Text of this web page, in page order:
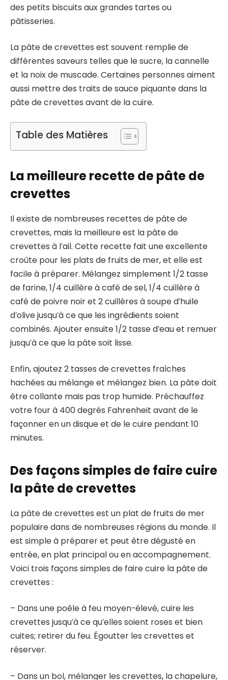
des petits biscuits aux grandes tartes ou
pâtisseries.
La pâte de crevettes est souvent remplie de
différentes saveurs telles que le sucre, la cannelle
et la noix de muscade. Certaines personnes aiment
aussi mettre des traits de sauce piquante dans la
pâte de crevettes avant de la cuire.
Table des Matières
La meilleure recette de pâte de
crevettes
Il existe de nombreuses recettes de pâte de
crevettes, mais la meilleure est la pâte de
crevettes à l’ail. Cette recette fait une excellente
croûte pour les plats de fruits de mer, et elle est
facile à préparer. Mélangez simplement 1/2 tasse
de farine, 1/4 cuillère à café de sel, 1/4 cuillère à
café de poivre noir et 2 cuillères à soupe d’huile
d’olive jusqu’à ce que les ingrédients soient
combinés. Ajouter ensuite 1/2 tasse d’eau et remuer
jusqu’à ce que la pâte soit lisse.
Enfin, ajoutez 2 tasses de crevettes fraîches
hachées au mélange et mélangez bien. La pâte doit
être collante mais pas trop humide. Préchauffez
votre four à 400 degrés Fahrenheit avant de le
façonner en un disque et de le cuire pendant 10
minutes.
Des façons simples de faire cuire
la pâte de crevettes
La pâte de crevettes est un plat de fruits de mer
populaire dans de nombreuses régions du monde. Il
est simple à préparer et peut être dégusté en
entrée, en plat principal ou en accompagnement.
Voici trois façons simples de faire cuire la pâte de
crevettes :
– Dans une poêle à feu moyen-élevé, cuire les
crevettes jusqu’à ce qu’elles soient roses et bien
cuites; retirer du feu. Égoutter les crevettes et
réserver.
– Dans un bol, mélanger les crevettes, la chapelure,